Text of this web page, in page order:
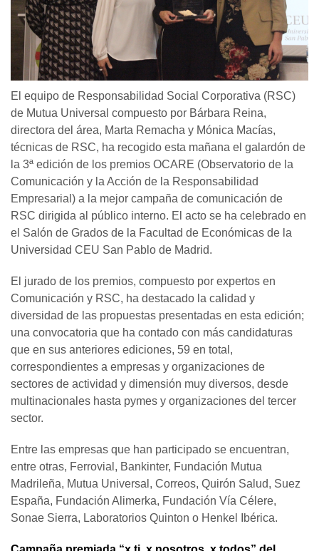
El equipo de Responsabilidad Social Corporativa (RSC)
de Mutua Universal compuesto por Bárbara Reina,
directora del área, Marta Remacha y Mónica Macías,
técnicas de RSC, ha recogido esta mañana el galardón de
la 3ª edición de los premios OCARE (Observatorio de la
Comunicación y la Acción de la Responsabilidad
Empresarial) a la mejor campaña de comunicación de
RSC dirigida al público interno. El acto se ha celebrado en
el Salón de Grados de la Facultad de Económicas de la
Universidad CEU San Pablo de Madrid.
El jurado de los premios, compuesto por expertos en
Comunicación y RSC, ha destacado la calidad y
diversidad de las propuestas presentadas en esta edición;
una convocatoria que ha contado con más candidaturas
que en sus anteriores ediciones, 59 en total,
correspondientes a empresas y organizaciones de
sectores de actividad y dimensión muy diversos, desde
multinacionales hasta pymes y organizaciones del tercer
sector.
Entre las empresas que han participado se encuentran,
entre otras, Ferrovial, Bankinter, Fundación Mutua
Madrileña, Mutua Universal, Correos, Quirón Salud, Suez
España, Fundación Alimerka, Fundación Vía Célere,
Sonae Sierra, Laboratorios Quinton o Henkel Ibérica.